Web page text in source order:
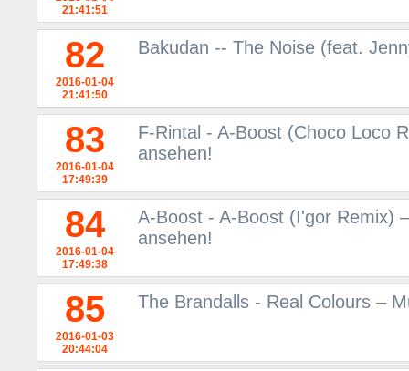
21:41:51
82
2016-01-04
21:41:50
Bakudan -- The Noise (feat.
83
2016-01-04
17:49:39
F-Rintal - A-Boost (Choco Loco
ansehen!
84
2016-01-04
17:49:38
A-Boost - A-Boost (I'gor Remix)
ansehen!
85
2016-01-03
20:44:04
The Brandalls - Real Colours –